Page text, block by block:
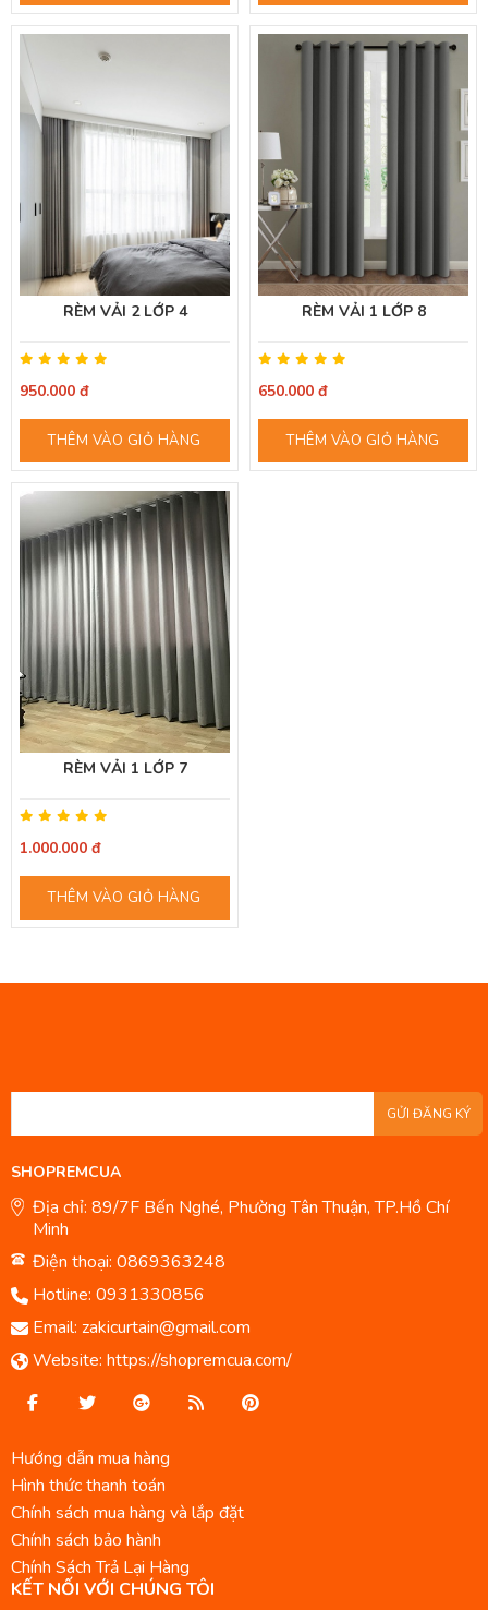
RÈM VẢI 2 LỚP 4
950.000 đ
THÊM VÀO GIỎ HÀNG
RÈM VẢI 1 LỚP 8
650.000 đ
THÊM VÀO GIỎ HÀNG
RÈM VẢI 1 LỚP 7
1.000.000 đ
THÊM VÀO GIỎ HÀNG
GỬI ĐĂNG KÝ
SHOPREMCUA
Địa chỉ: 89/7F Bến Nghé, Phường Tân Thuận, TP.Hồ Chí
Minh
Điện thoại: 0869363248
Hotline: 0931330856
Email: zakicurtain@gmail.com
Website: https://shopremcua.com/
Hướng dẫn mua hàng
Hình thức thanh toán
Chính sách mua hàng và lắp đặt
Chính sách bảo hành
Chính Sách Trả Lại Hàng
KẾT NỐI VỚI CHÚNG TÔI